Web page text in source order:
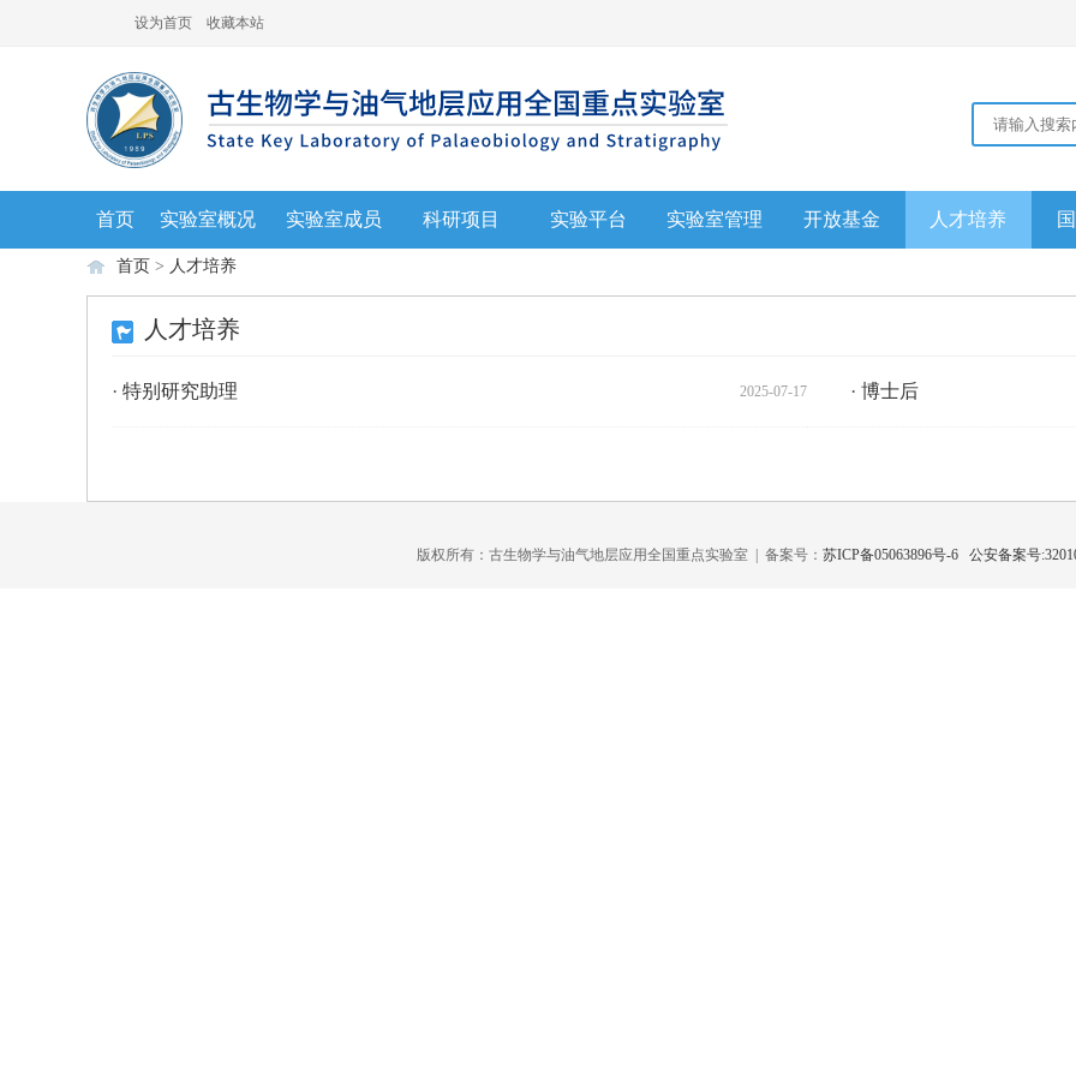
设为首页 收藏本站
首页 实验室概况 实验室成员 科研项目 实验平台 实验室管理 开放基金 人才培养
首页 > 人才培养
人才培养
2025-07-17
· 特别研究助理 · 博士后
版权所有：古生物学与油气地层应用全国重点实验室 | 备案号： 苏ICP备05063896号-6 公安备案号